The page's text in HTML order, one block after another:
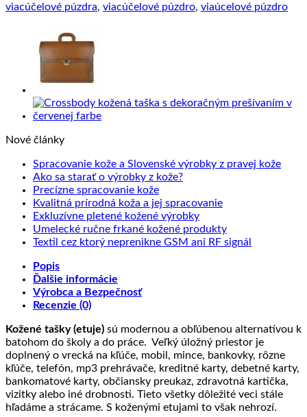
viacúčelové púzdra, viacúčelové púzdro, viaúcelové púzdro
Nové články
Spracovanie kože a Slovenské výrobky z pravej kože
Ako sa starať o výrobky z kože?Žiadne
na
Ako
sa
starať
Precízne spracovanie kožeŽiadne
komentáre
na
Precízne
spracovanie
Kvalitná prírodná koža a jej spracovanieŽiadne
na
Kvalitná
Exkluzívne pletené kožené výrobkyŽiadne
komentáre
na
Umelecké ručne frkané kožené produktyŽiadne
komentáre
Textil cez ktorý neprenikne GSM ani RF signál
GSM
ani
RF
signál
Popis
Ďalšie informácie
Výrobca a Bezpečnosť
Recenzie (0)
Kožené tašky (etuje) sú modernou a obľúbenou alternatívou k
batohom do školy a do práce. Veľký úložný priestor je
doplnený o vrecká na kľúče, mobil, mince, bankovky, rôzne
kľúče, telefón, mp3 prehrávače, kreditné karty, debetné karty,
bankomatové karty, občiansky preukaz, zdravotná kartička,
vizitky alebo iné drobnosti. Tieto všetky dôležité veci stále
hľadáme a strácame. S koženými etujami to však nehrozí.